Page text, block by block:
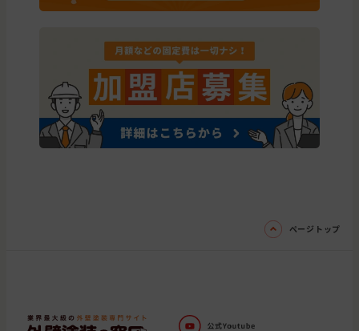
ページトップ